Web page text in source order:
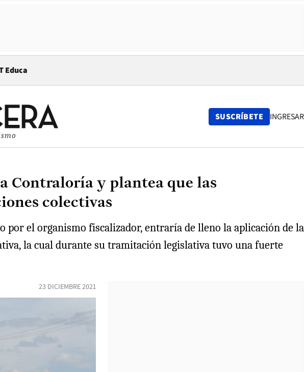
in new window
Educa
SUSCRÍBETE INGRESAR
Contraloría y plantea que las
colectivas
el organismo fiscalizador, entraría de lleno la aplicación de la
la cual durante su tramitación legislativa tuvo una fuerte
23 DICIEMBRE 2021